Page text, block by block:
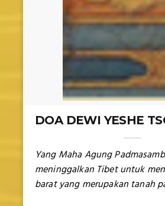
DOA DEWI YESHE
Yang Maha Agung
meninggalkan Tibet untuk
barat yang merupakan tanah